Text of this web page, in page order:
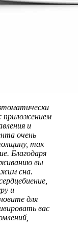
приложением
и
очень
так
Благодаря
вы
сна.
и
для
вас